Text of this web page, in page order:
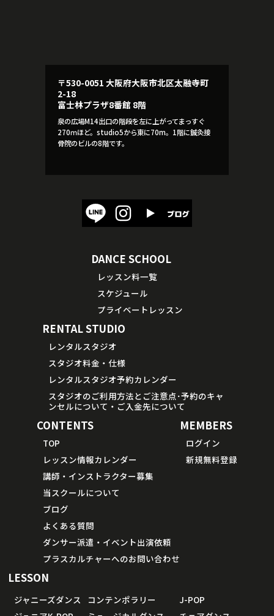
〒530-0051 大阪府大阪市北区太融寺町
2-18
富士林プラザ8番館 8階
泉の広場M14出口の階段を左に上がってまっすぐ
270ｍほど。studio5から東に70m。1階に鍼灸接
骨院のビルの8階です。
DANCE SCHOOL
レッスン料一覧
スケジュール
プライベートレッスン
RENTAL STUDIO
レンタルスタジオ
スタジオ料金・仕様
レンタルスタジオ予約カレンダー
スタジオのご利用方法とご注意点･予約のキャ
ンセルについて・ご入金先について
CONTENTS
TOP
レッスン情報カレンダー
講師・インストラクター募集
当スクールについて
ブログ
よくある質問
ダンサー派遣・イベント出演依頼
プラスカルチャーへのお問い合わせ
MEMBERS
ログイン
新規無料登録
LESSON
ジャニーズダンス
コンテンポラリー
J-POP